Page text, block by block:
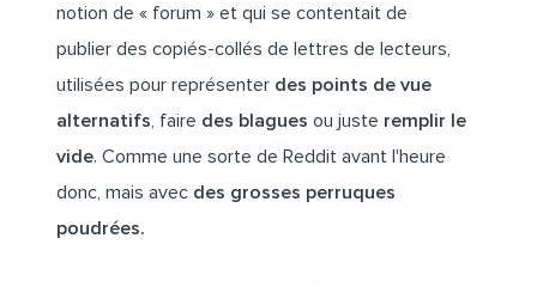
notion de « forum » et qui se contentait de
publier des copiés-collés de lettres de lecteurs,
utilisées pour représenter des points de vue
alternatifs, faire des blagues ou juste remplir le
vide. Comme une sorte de Reddit avant l'heure
donc, mais avec des grosses perruques
poudrées.